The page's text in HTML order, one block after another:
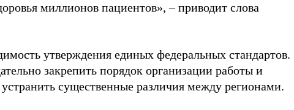
миллионов пациентов», – приводит слова
утверждения единых федеральных стандартов.
закрепить порядок организации работы и
существенные различия между регионами.